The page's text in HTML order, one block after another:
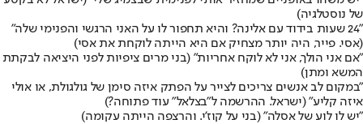
של נוסטלגיה)
"24 שעות בידוד עם אלינה? והיא תחפור לו על האני הרגשי והפנימי שלה"
(אסי. פייר, היה יותר מצחיק אם היא הייתה לוקחת את אסי)
"אם אני הולך, אני לא לוקח אחריות" (בני מרים ציפיות לפני היציאה לבקתת
המשא ומתן)
"במקום לב אנשים צריכים לצייר על הפתק איזה סימן של גולגולת, או אולי
איזה קליע" (ישראל. ההרשמה ל"בצלאל" עוד פתוחה?)
"יש לו לוע של אסלה" (בני על קוז'י. והרצפה הייתה עקומה)